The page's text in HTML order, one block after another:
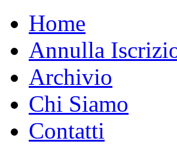
Home
Annulla
Archivio
Chi Siamo
Contatti